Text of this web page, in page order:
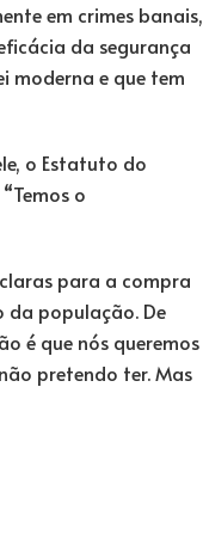
em crimes banais,
da segurança
moderna e que tem
o Estatuto do
o
para a compra
da população. De
é que nós queremos
pretendo ter. Mas